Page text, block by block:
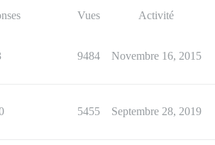
Vues Activité
9484 Novembre 16, 2015
5455 Septembre 28, 2019